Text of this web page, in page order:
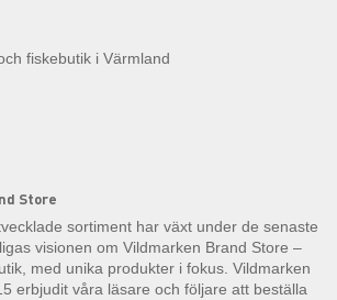
fiskebutik i Värmland
Store
sortiment har växt under de senaste
visionen om Vildmarken Brand Store –
med unika produkter i fokus. Vildmarken
erbjudit våra läsare och följare att beställa